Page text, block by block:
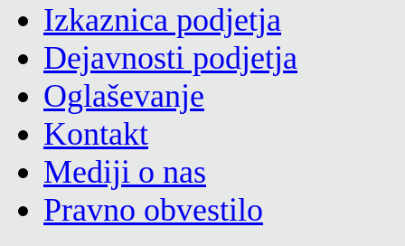
Izkaznica podjetja
Dejavnosti podjetja
Oglaševanje
Kontakt
Mediji o nas
Pravno obvestilo